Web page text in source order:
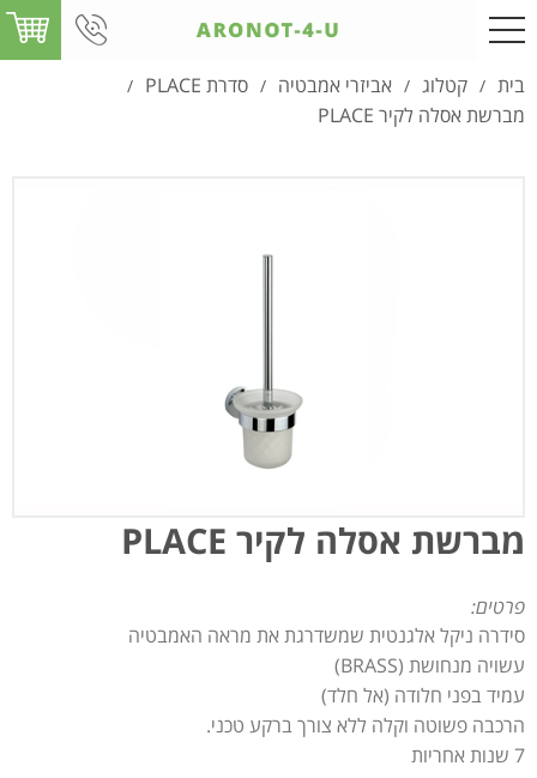
בית / קטלוג / אביזרי אמבטיה / סדרת PLACE /
מברשת אסלה לקיר PLACE
מברשת אסלה לקיר PLACE
פרטים:
סידרה ניקל אלגנטית שמשדרגת את מראה האמבטיה
עשויה מנחושת (BRASS)
עמיד בפני חלודה (אל חלד)
הרכבה פשוטה וקלה ללא צורך ברקע טכני.
7 שנות אחריות